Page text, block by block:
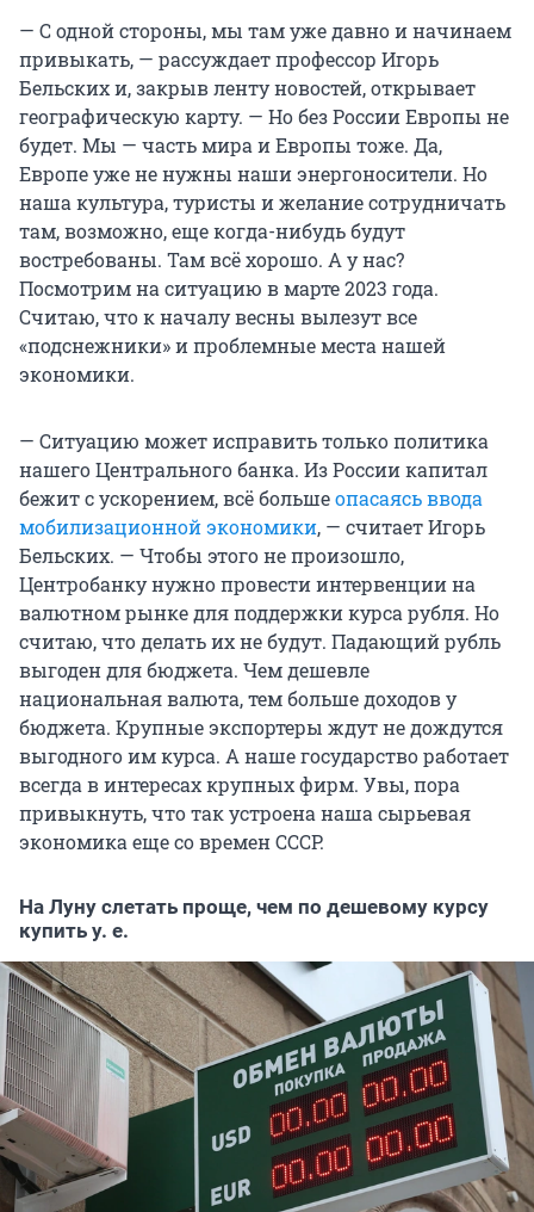
— С одной стороны, мы там уже давно и начинаем
привыкать, — рассуждает профессор Игорь
Бельских и, закрыв ленту новостей, открывает
географическую карту. — Но без России Европы не
будет. Мы — часть мира и Европы тоже. Да,
Европе уже не нужны наши энергоносители. Но
наша культура, туристы и желание сотрудничать
там, возможно, еще когда-нибудь будут
востребованы. Там всё хорошо. А у нас?
Посмотрим на ситуацию в марте 2023 года.
Считаю, что к началу весны вылезут все
«подснежники» и проблемные места нашей
экономики.
— Ситуацию может исправить только политика
нашего Центрального банка. Из России капитал
бежит с ускорением, всё большеопасаясь ввода
мобилизационной экономики, — считает Игорь
Бельских. — Чтобы этого не произошло,
Центробанку нужно провести интервенции на
валютном рынке для поддержки курса рубля. Но
считаю, что делать их не будут. Падающий рубль
выгоден для бюджета. Чем дешевле
национальная валюта, тем больше доходов у
бюджета. Крупные экспортеры ждут не дождутся
выгодного им курса. А наше государство работает
всегда в интересах крупных фирм. Увы, пора
привыкнуть, что так устроена наша сырьевая
экономика еще со времен СССР.
На Луну слетать проще, чем по дешевому курсу
купить у. е.